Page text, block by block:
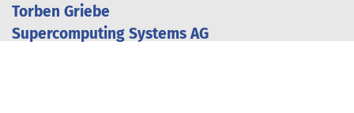
Torben Griebe
Supercomputing Systems AG